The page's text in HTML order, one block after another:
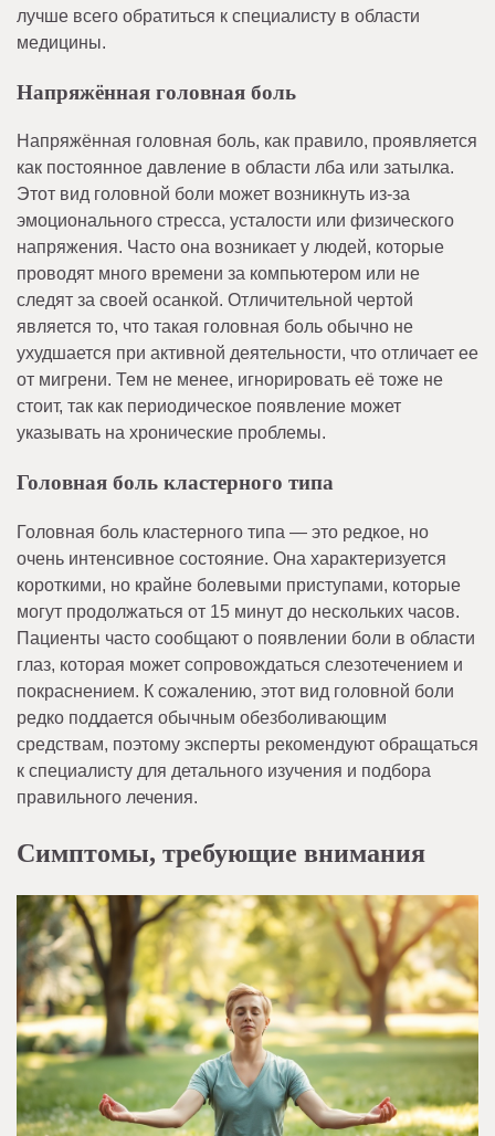
лучше всего обратиться к специалисту в области
медицины.
Напряжённая головная боль
Напряжённая головная боль, как правило, проявляется
как постоянное давление в области лба или затылка.
Этот вид головной боли может возникнуть из-за
эмоционального стресса, усталости или физического
напряжения. Часто она возникает у людей, которые
проводят много времени за компьютером или не
следят за своей осанкой. Отличительной чертой
является то, что такая головная боль обычно не
ухудшается при активной деятельности, что отличает ее
от мигрени. Тем не менее, игнорировать её тоже не
стоит, так как периодическое появление может
указывать на хронические проблемы.
Головная боль кластерного типа
Головная боль кластерного типа — это редкое, но
очень интенсивное состояние. Она характеризуется
короткими, но крайне болевыми приступами, которые
могут продолжаться от 15 минут до нескольких часов.
Пациенты часто сообщают о появлении боли в области
глаз, которая может сопровождаться слезотечением и
покраснением. К сожалению, этот вид головной боли
редко поддается обычным обезболивающим
средствам, поэтому эксперты рекомендуют обращаться
к специалисту для детального изучения и подбора
правильного лечения.
Симптомы, требующие внимания